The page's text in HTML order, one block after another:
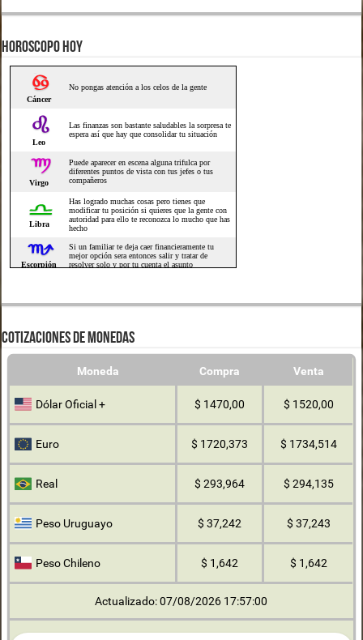
HOROSCOPO HOY
COTIZACIONES DE MONEDAS
Moneda Compra Venta
Dólar Oficial + $ 1470,00 $ 1520,00
Euro $ 1720,373 $ 1734,514
Real $ 293,964 $ 294,135
Peso Uruguayo $ 37,242 $ 37,243
Peso Chileno $ 1,642 $ 1,642
Actualizado: 07/08/2026 17:57:00